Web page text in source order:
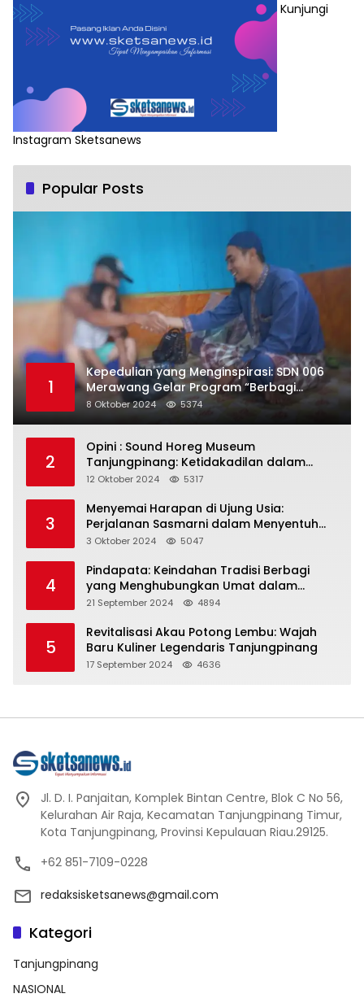
Kunjungi
Instagram Sketsanews
Popular Posts
1
Kepedulian yang Menginspirasi: SDN 006
Merawang Gelar Program “Berbagi
Segenggam Beras”
8 Oktober 2024 5374
2
Opini : Sound Horeg Museum
Tanjungpinang: Ketidakadilan dalam
Representasi
12 Oktober 2024 5317
3
Menyemai Harapan di Ujung Usia:
Perjalanan Sasmarni dalam Menyentuh
Hati dan Jiwa
3 Oktober 2024 5047
4
Pindapata: Keindahan Tradisi Berbagi
yang Menghubungkan Umat dalam
Spiritualitas dan Kebersamaan dalam
21 September 2024 4894
5
Revitalisasi Akau Potong Lembu: Wajah
Baru Kuliner Legendaris Tanjungpinang
17 September 2024 4636
Jl. D. I. Panjaitan, Komplek Bintan Centre, Blok C No 56,
Kelurahan Air Raja, Kecamatan Tanjungpinang Timur,
Kota Tanjungpinang, Provinsi Kepulauan Riau.29125.
+62 851-7109-0228
redaksisketsanews@gmail.com
Kategori
Tanjungpinang
NASIONAL